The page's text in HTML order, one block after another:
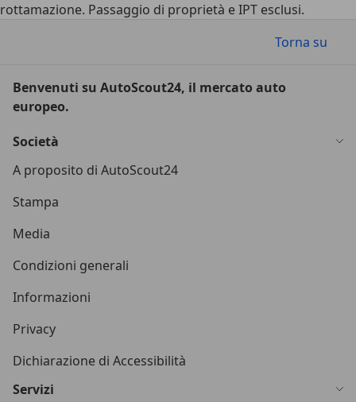
rottamazione. Passaggio di proprietà e IPT esclusi.
Torna su
Benvenuti su AutoScout24, il mercato auto
europeo.
Società
A proposito di AutoScout24
Stampa
Media
Condizioni generali
Informazioni
Privacy
Dichiarazione di Accessibilità
Servizi